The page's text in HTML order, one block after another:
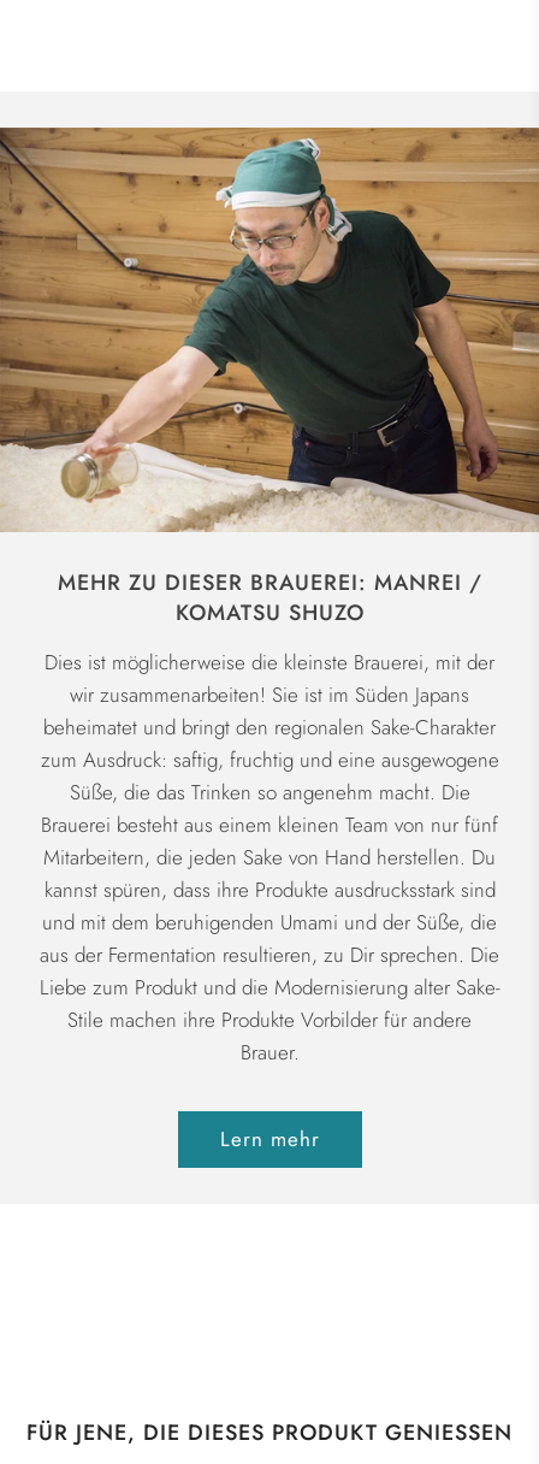
MEHR ZU DIESER BRAUEREI: MANREI /
KOMATSU SHUZO
Dies ist möglicherweise die kleinste Brauerei, mit der
wir zusammenarbeiten! Sie ist im Süden Japans
beheimatet und bringt den regionalen Sake-Charakter
zum Ausdruck: saftig, fruchtig und eine ausgewogene
Süße, die das Trinken so angenehm macht. Die
Brauerei besteht aus einem kleinen Team von nur fünf
Mitarbeitern, die jeden Sake von Hand herstellen. Du
kannst spüren, dass ihre Produkte ausdrucksstark sind
und mit dem beruhigenden Umami und der Süße, die
aus der Fermentation resultieren, zu Dir sprechen. Die
Liebe zum Produkt und die Modernisierung alter Sake-
Stile machen ihre Produkte Vorbilder für andere
Brauer.
Lern mehr
FÜR JENE, DIE DIESES PRODUKT GENIESSEN